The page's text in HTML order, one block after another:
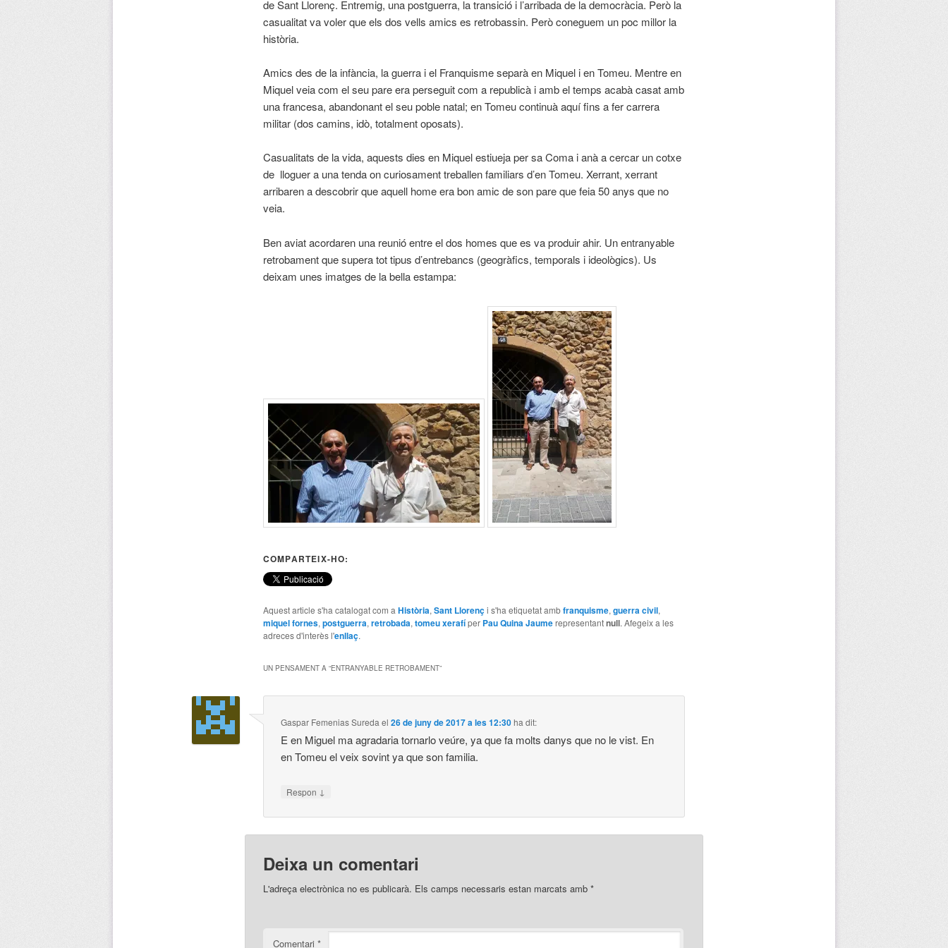
de Sant Llorenç. Entremig, una postguerra, la transició i l’arribada de la democràcia. Però la
casualitat va voler que els dos vells amics es retrobassin. Però coneguem un poc millor la
història.
Amics des de la infància, la guerra i el Franquisme separà en Miquel i en Tomeu. Mentre en
Miquel veia com el seu pare era perseguit com a republicà i amb el temps acabà casat amb
una francesa, abandonant el seu poble natal; en Tomeu continuà aquí fins a fer carrera
militar (dos camins, idò, totalment oposats).
Casualitats de la vida, aquests dies en Miquel estiueja per sa Coma i anà a cercar un cotxe
de lloguer a una tenda on curiosament treballen familiars d’en Tomeu. Xerrant, xerrant
arribaren a descobrir que aquell home era bon amic de son pare que feia 50 anys que no
veia.
Ben aviat acordaren una reunió entre el dos homes que es va produir ahir. Un entranyable
retrobament que supera tot tipus d’entrebancs (geogràfics, temporals i ideològics). Us
deixam unes imatges de la bella estampa:
COMPARTEIX-HO:
Aquest article s'ha catalogat com a Història, Sant Llorençi s'ha etiquetat ambfranquisme, guerra civil,
miquel fornes, postguerra, retrobada, tomeu xerafíper Pau Quina Jaumerepresentantnull. Afegeix a les
adreces d'interès l'enllaç.
UN PENSAMENT A “ENTRANYABLE RETROBAMENT”
Gaspar Femenias Sureda el26 de juny de 2017 a les 12:30ha dit:
E en Miguel ma agradaria tornarlo veúre, ya que fa molts danys que no le vist. En
en Tomeu el veix sovint ya que son familia.
Respon ↓
Deixa un comentari
L'adreça electrònica no es publicarà. Els camps necessaris estan marcats amb *
Comentari *